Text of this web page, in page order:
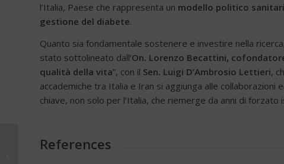
l’Italia, Paese che rappresenta un modello politico
gestione del diabete.
Quanto sia fondamentale sostenere e investire nella
stato sottolineato dall’On. Lorenzo Becattini,
qualità della vita”, con il Sen. Luigi D’Ambrosio Lettieri,
accademiche tra Italia e Iran si aggiunga alle
chiave, non solo per l’Italia, che riemerge da anni di forzato
References
Cereali integrali: